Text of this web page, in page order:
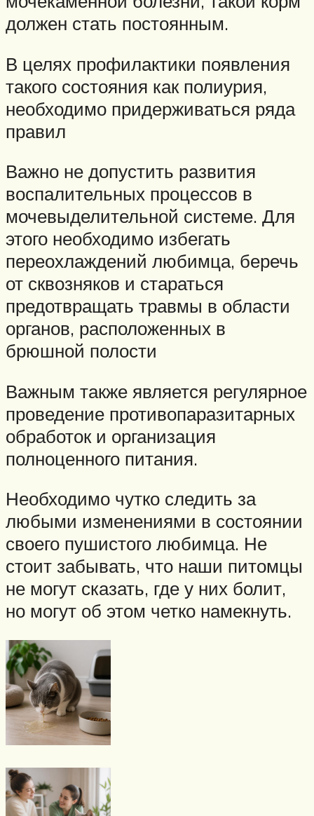
должен стать постоянным.
В целях профилактики появления
такого состояния как полиурия,
необходимо придерживаться ряда
правил
Важно не допустить развития
воспалительных процессов в
мочевыделительной системе. Для
этого необходимо избегать
переохлаждений любимца, беречь
от сквозняков и стараться
предотвращать травмы в области
органов, расположенных в
брюшной полости
Важным также является регулярное
проведение противопаразитарных
обработок и организация
полноценного питания.
Необходимо чутко следить за
любыми изменениями в состоянии
своего пушистого любимца. Не
стоит забывать, что наши питомцы
не могут сказать, где у них болит,
но могут об этом четко намекнуть.